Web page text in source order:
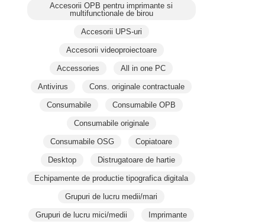
Accesorii OPB pentru imprimante si
multifunctionale de birou
Accesorii UPS-uri
Accesorii videoproiectoare
Accessories All in one PC
Antivirus Cons. originale contractuale
Consumabile Consumabile OPB
Consumabile originale
Consumabile OSG Copiatoare
Desktop Distrugatoare de hartie
Echipamente de productie tipografica digitala
Grupuri de lucru medii/mari
Grupuri de lucru mici/medii Imprimante